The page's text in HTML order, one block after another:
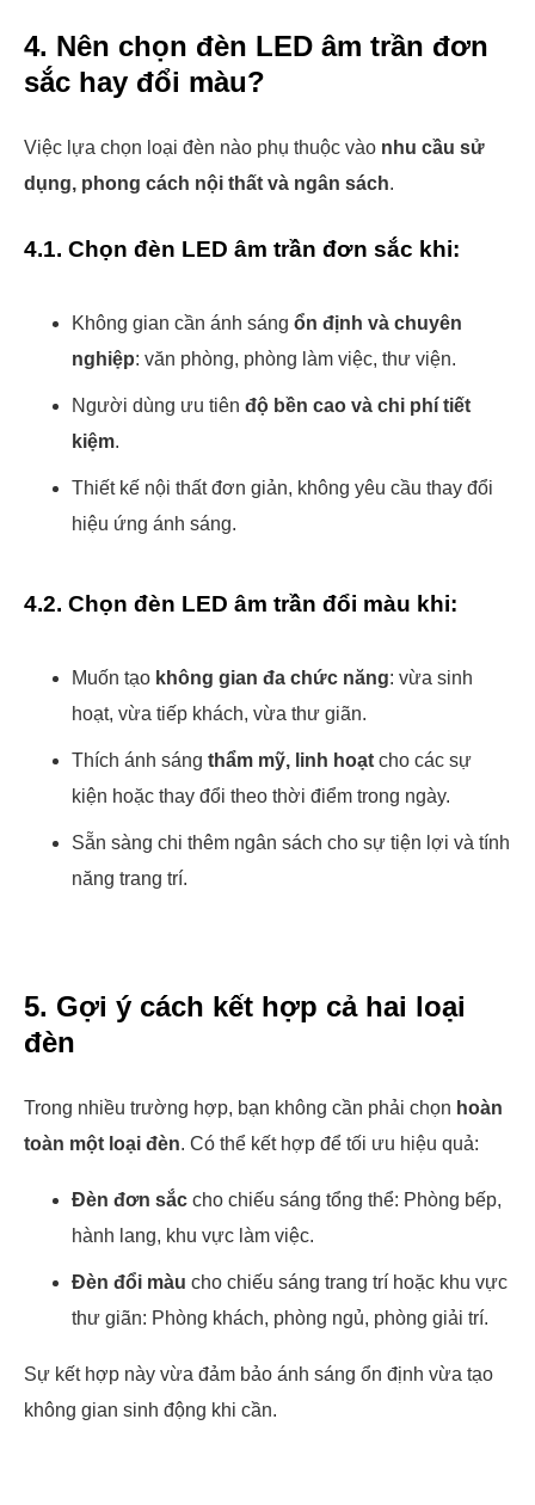
4. Nên chọn đèn LED âm trần đơn
sắc hay đổi màu?
Việc lựa chọn loại đèn nào phụ thuộc vào nhu cầu sử
dụng, phong cách nội thất và ngân sách.
4.1. Chọn đèn LED âm trần đơn sắc khi:
Không gian cần ánh sáng ổn định và chuyên
nghiệp: văn phòng, phòng làm việc, thư viện.
Người dùng ưu tiên độ bền cao và chi phí tiết
kiệm.
Thiết kế nội thất đơn giản, không yêu cầu thay đổi
hiệu ứng ánh sáng.
4.2. Chọn đèn LED âm trần đổi màu khi:
Muốn tạo không gian đa chức năng: vừa sinh
hoạt, vừa tiếp khách, vừa thư giãn.
Thích ánh sáng thẩm mỹ, linh hoạt cho các sự
kiện hoặc thay đổi theo thời điểm trong ngày.
Sẵn sàng chi thêm ngân sách cho sự tiện lợi và tính
năng trang trí.
5. Gợi ý cách kết hợp cả hai loại
đèn
Trong nhiều trường hợp, bạn không cần phải chọn hoàn
toàn một loại đèn. Có thể kết hợp để tối ưu hiệu quả:
Đèn đơn sắc cho chiếu sáng tổng thể: Phòng bếp,
hành lang, khu vực làm việc.
Đèn đổi màu cho chiếu sáng trang trí hoặc khu vực
thư giãn: Phòng khách, phòng ngủ, phòng giải trí.
Sự kết hợp này vừa đảm bảo ánh sáng ổn định vừa tạo
không gian sinh động khi cần.